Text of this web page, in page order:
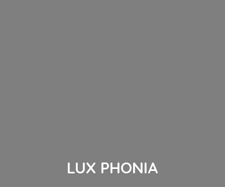
LUX PHONIA